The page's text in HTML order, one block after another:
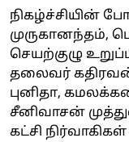
நிகழ்ச்சியின்
முருகானந்தம்,
செயற்குழு
தலைவர் கதிரவன்,
புனிதா,
சீனிவாசன்
கட்சி